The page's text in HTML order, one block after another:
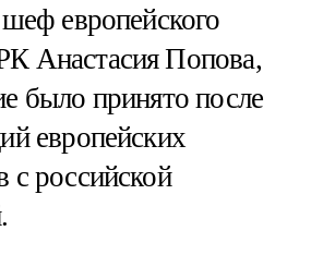
европейского
Анастасия Попова,
было принято после
европейских
с российской